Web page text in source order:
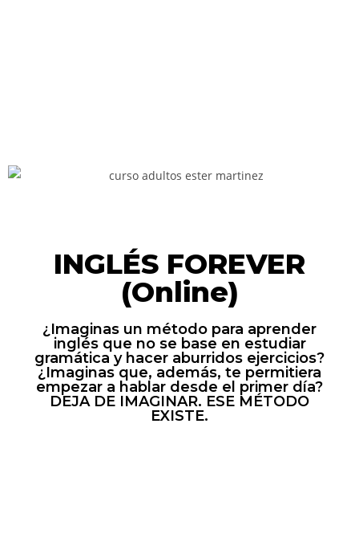
INGLÉS FOREVER
(Online)
¿Imaginas un método para aprender
inglés que no se base en estudiar
gramática y hacer aburridos ejercicios?
¿Imaginas que, además, te permitiera
empezar a hablar desde el primer día?
DEJA DE IMAGINAR. ESE MÉTODO
EXISTE.